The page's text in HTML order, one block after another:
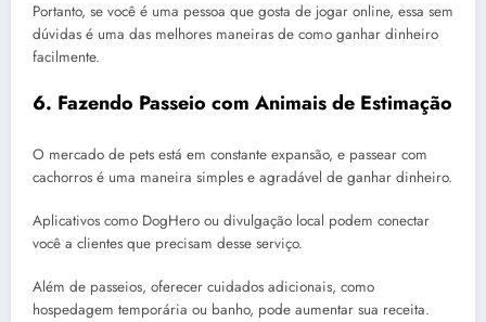
Portanto, se você é uma pessoa que gosta de jogar online, essa sem
dúvidas é uma das melhores maneiras de como ganhar dinheiro
facilmente.
6. Fazendo Passeio com Animais de Estimação
O mercado de pets está em constante expansão, e passear com
cachorros é uma maneira simples e agradável de ganhar dinheiro.
Aplicativos como DogHero ou divulgação local podem conectar
você a clientes que precisam desse serviço.
Além de passeios, oferecer cuidados adicionais, como
hospedagem temporária ou banho, pode aumentar sua receita.